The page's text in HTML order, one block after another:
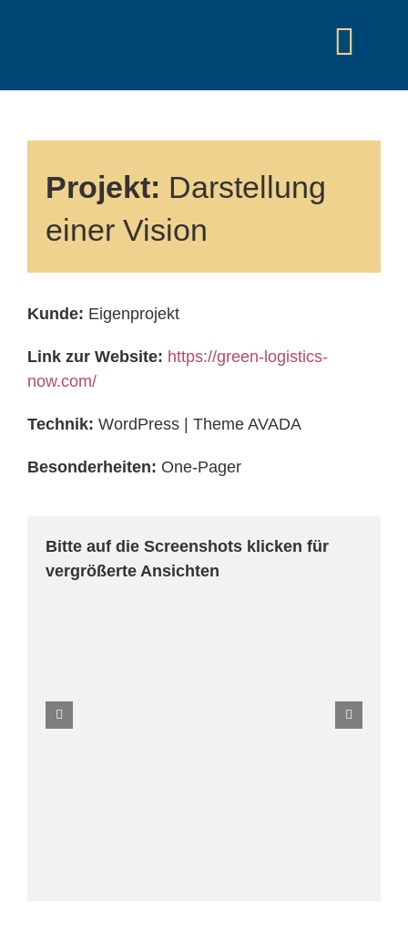
HOME
DIGITAL-BERATUNG
DIGITALISIERUNG LOGISTIK
PROFIL
Projekt: Darstellung
einer Vision
Kunde: Eigenprojekt
Link zur Website: https://green-logistics-
now.com/
Technik: WordPress | Theme AVADA
Besonderheiten: One-Pager
Bitte auf die Screenshots klicken für
vergrößerte Ansichten